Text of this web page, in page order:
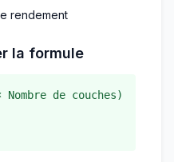
rendement
la formule
de couches)